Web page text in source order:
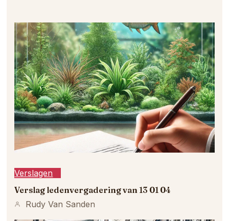
Verslagen
Verslag ledenvergadering van 13 01 04
Rudy Van Sanden